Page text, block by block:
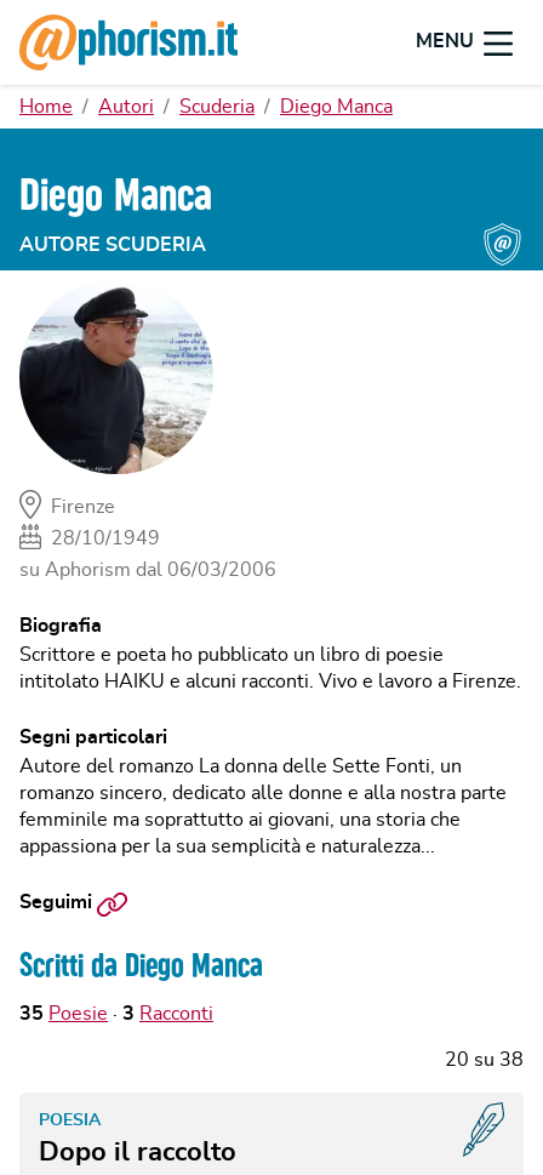
MENU
Home Autori Scuderia Diego Manca
Diego Manca
AUTORE SCUDERIA
Firenze
28/10/1949
su Aphorism dal 06/03/2006
Biografia
Scrittore e poeta ho pubblicato un libro di poesie
intitolato HAIKU e alcuni racconti. Vivo e lavoro a Firenze.
Segni particolari
Autore del romanzo La donna delle Sette Fonti, un
romanzo sincero, dedicato alle donne e alla nostra parte
femminile ma soprattutto ai giovani, una storia che
appassiona per la sua semplicità e naturalezza...
Seguimi Sito
Scritti da Diego Manca
35 Poesie 3 Racconti
20 su 38
Dopo il raccolto
POESIA